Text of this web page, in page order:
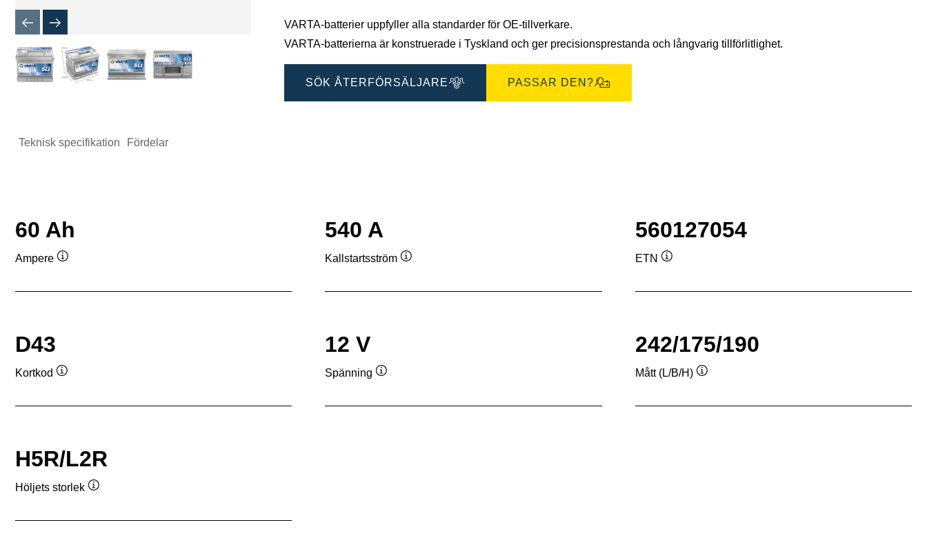
VARTA-batterier uppfyller alla standarder för OE-tillverkare.
VARTA-batterierna är konstruerade i Tyskland och ger precisionsprestanda och långvarig tillförlitlighet.
SÖK ÅTERFÖRSÄLJARE PASSAR DEN?
Teknisk specifikation Fördelar
60 Ah
Ampere
540 A
Kallstartsström
560127054
ETN
D43
Kortkod
12 V
Spänning
242/175/190
Mått (L/B/H)
H5R/L2R
Höljets storlek